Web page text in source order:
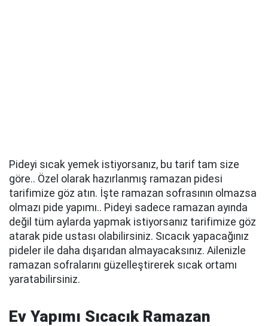
Pideyi sıcak yemek istiyorsanız, bu tarif tam size
göre.. Özel olarak hazırlanmış ramazan pidesi
tarifimize göz atın. İşte ramazan sofrasının olmazsa
olmazı pide yapımı.. Pideyi sadece ramazan ayında
değil tüm aylarda yapmak istiyorsanız tarifimize göz
atarak pide ustası olabilirsiniz. Sıcacık yapacağınız
pideler ile daha dışarıdan almayacaksınız. Ailenizle
ramazan sofralarını güzelleştirerek sıcak ortamı
yaratabilirsiniz.
Ev Yapımı Sıcacık Ramazan